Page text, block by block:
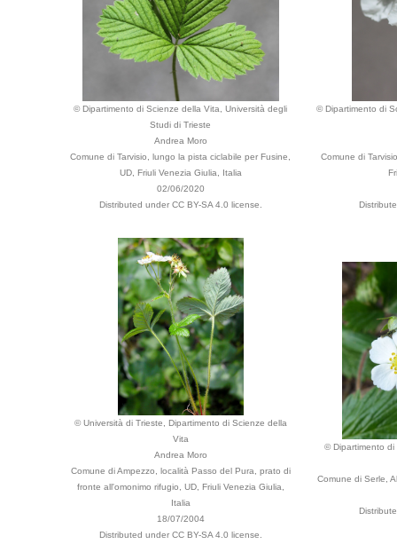
© Dipartimento di Scienze della Vita, Università degli
Studi di Trieste
Andrea Moro
Comune di Tarvisio, lungo la pista ciclabile per Fusine,
UD, Friuli Venezia Giulia, Italia
02/06/2020
Distributed under CC BY-SA 4.0 license.
© Dipartimento di
Comune di
© Università di Trieste, Dipartimento di Scienze della
Vita
Andrea Moro
Comune di Ampezzo, località Passo del Pura, prato di
fronte all'omonimo rifugio, UD, Friuli Venezia Giulia,
Italia
18/07/2004
Distributed under CC BY-SA 4.0 license.
© Dipartimento
Comune di Serle,